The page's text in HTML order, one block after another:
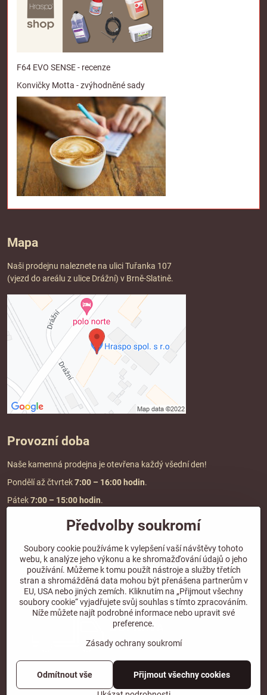
F64 EVO SENSE - recenze
Konvičky Motta - zvýhodněné sady
Mapa
Naši prodejnu naleznete na ulici Tuřanka 107
(vjezd do areálu z ulice Drážní) v Brně-Slatině.
Provozní doba
Naše kamenná prodejna je otevřena každý všední den!
Pondělí až čtvrtek7:00 – 16:00 hodin.
Pátek7:00 – 15:00 hodin.
Doprava a platba
DOPRAVA ZDARMA
při objednávce nad2000 Kč vč. DPH.
*Nevztahuje se na paletovou přepravu.
©2026CopyrightPředvolby soukromíZásady ochrany soukromí
Předvolby soukromí
Soubory cookie používáme k vylepšení vaší návštěvy tohoto
webu, k analýze jeho výkonu a ke shromažďování údajů o jeho
používání. Můžeme k tomu použít nástroje a služby třetích
stran a shromážděná data mohou být přenášena partnerům v
EU, USA nebo jiných zemích. Kliknutím na „Přijmout všechny
soubory cookie“ vyjadřujete svůj souhlas s tímto zpracováním.
Níže můžete najít podrobné informace nebo upravit své
preference.
Zásady ochrany soukromí
Přijmout všechny cookies
Odmítnout vše